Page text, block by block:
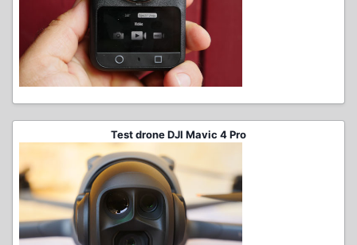
Test drone DJI Mavic 4 Pro